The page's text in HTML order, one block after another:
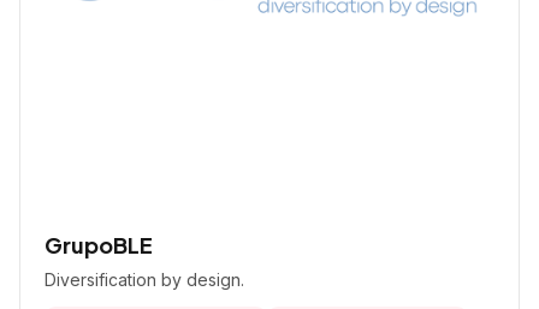
GrupoBLE
Diversification by design.